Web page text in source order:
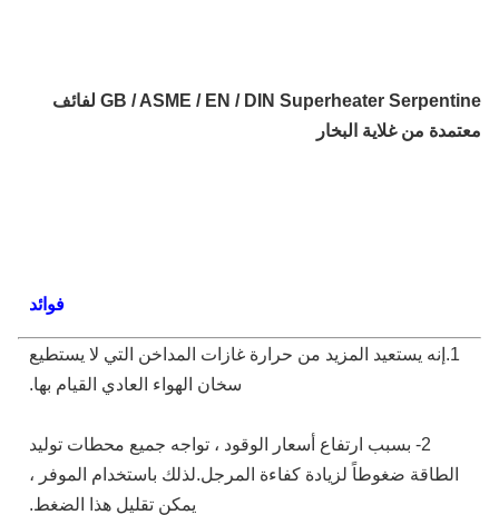
GB / ASME / EN / DIN Superheater Serpentine لفائف
من غلاية البخار
1.إنه يستعيد المزيد من حرارة غازات المداخن التي لا يستطيع
سخان الهواء العادي القيام بها.
2- بسبب ارتفاع أسعار الوقود ، تواجه جميع محطات توليد
الطاقة ضغوطاً لزيادة كفاءة المرجل.لذلك باستخدام الموفر ،
يمكن تقليل هذا الضغط.